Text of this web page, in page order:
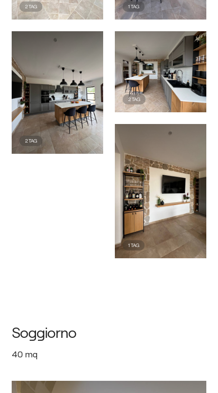
2TAG
2TAG
1 TAG
2TAG
1TAG
Soggiorno
40 mq